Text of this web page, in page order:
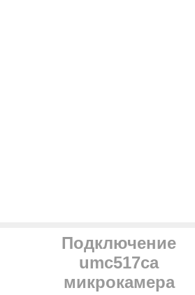
Подключение
umc517ca
микрокамера